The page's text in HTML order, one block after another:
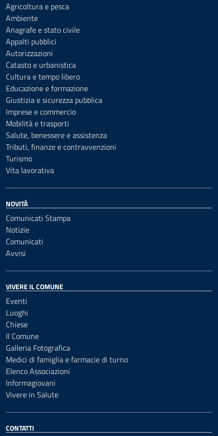
Agricoltura e pesca
Ambiente
Anagrafe e stato civile
Appalti pubblici
Autorizzazioni
Catasto e urbanistica
Cultura e tempo libero
Educazione e formazione
Giustizia e sicurezza pubblica
Imprese e commercio
Mobilità e trasporti
Salute, benessere e assistenza
Tributi, finanze e contravvenzioni
Turismo
Vita lavorativa
NOVITÀ
Comunicati Stampa
Notizie
Comunicati
Avvisi
VIVERE IL COMUNE
Eventi
Luoghi
Chiese
Il Comune
Galleria Fotografica
Medici di famiglia e farmacie di turno
Elenco Associazioni
Informagiovani
Vivere in Salute
CONTATTI